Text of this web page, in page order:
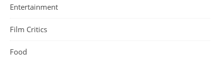
Entertainment
Film Critics
Food